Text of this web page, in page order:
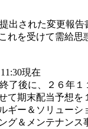
出された変更報
を受けて需給
現在
了後に、２６年
期末配当予想
ー＆ソリュー
＆メンテナン